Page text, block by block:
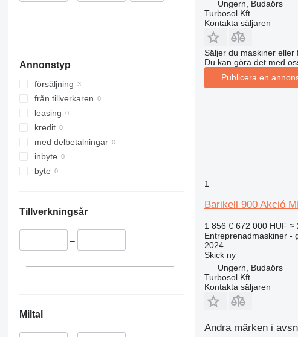
316
317
318
319
320
321
322
323
326
329
456
457
8008
8018
8025
8026
8030
8035
JZ
NXT
S-Series
E-series
Liftlux
Pecolift
Toucan
Annonstyp
försäljning
från tillverkaren
leasing
kredit
med delbetalningar
inbyte
byte
Tillverkningsår
–
Miltal
Ungern, Budaörs
Turbosol Kft
Kontakta säljaren
Säljer du maskiner eller
Du kan göra det med
Publicera en
1
Barikell 900 Akció
1 856 € 672 000 HUF ≈
Entreprenadmaskiner -
2024
Skickny
Ungern, Budaörs
Turbosol Kft
Kontakta säljaren
Andra märken i